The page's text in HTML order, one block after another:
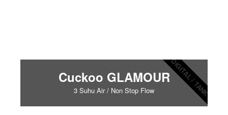
Cuckoo GLAMOUR
3 Suhu Air / Non Stop Flow DIGITAL / TANK